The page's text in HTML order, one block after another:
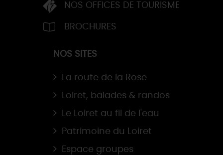
NOS OFFICES DE TOURISME
BROCHURES
NOS SITES
La route de la Rose
Loiret, balades & randos
Le Loiret au fil de l'eau
Patrimoine du Loiret
Espace groupes